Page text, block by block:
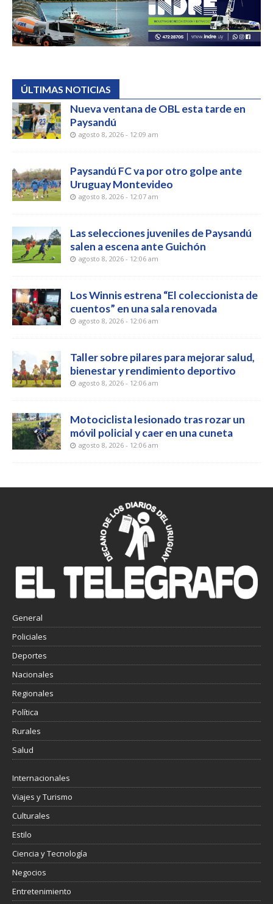
ÚLTIMAS NOTICIAS
Nueva ventana de OBL esta tarde en
Paysandú
agosto 8, 2026 - 12:09 am
Paysandú FC va por otro golpe ante
Uruguay Montevideo
agosto 8, 2026 - 12:07 am
Las selecciones juveniles de Paysandú
salen a escena ante Guichón
agosto 8, 2026 - 12:06 am
Los Winnis estrena “El coleccionista de
cuentos” en una sala renovada
agosto 8, 2026 - 12:06 am
Taller sobre pilares para mejorar salud,
bienestar y rendimiento deportivo
agosto 8, 2026 - 12:06 am
Motociclista lesionado tras rozar un
móvil policial y caer en una cuneta
agosto 8, 2026 - 12:06 am
General
Policiales
Deportes
Nacionales
Regionales
Política
Rurales
Salud
Internacionales
Viajes y Turismo
Culturales
Estilo
Ciencia y Tecnología
Negocios
Entretenimiento